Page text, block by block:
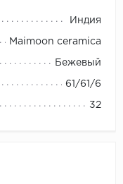
Индия
Maimoon ceramica
Бежевый
61/61/6
32